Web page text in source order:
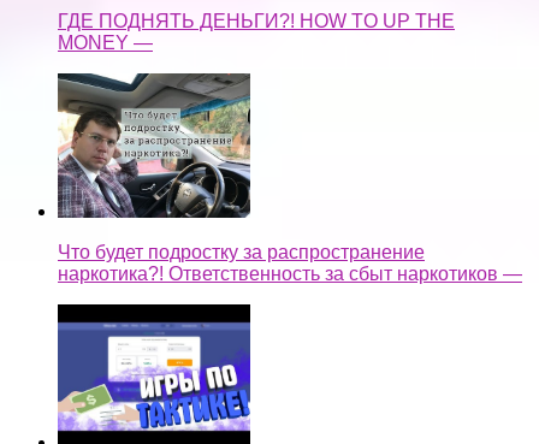
ГДЕ ПОДНЯТЬ ДЕНЬГИ?! HOW TO UP THE
MONEY —
Что будет подростку за распространение
наркотика?! Ответственность за сбыт наркотиков —